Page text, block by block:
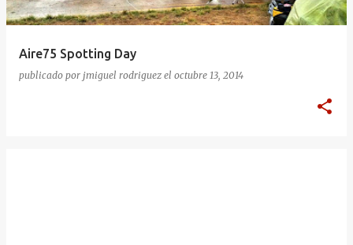
Aire75 Spotting Day
publicado por jmiguel rodriguez el octubre 13, 2014